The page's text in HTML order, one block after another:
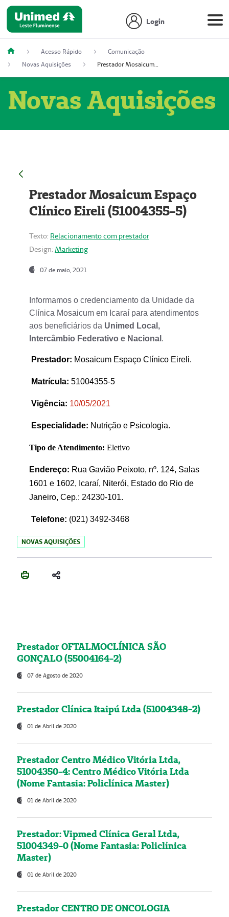
Login
Acesso Rápido
Comunicação
Novas Aquisições
Prestador Mosaicum Espaço Clínico Eireli (51004355-5)
Novas Aquisições
Prestador Mosaicum Espaço
Clínico Eireli (51004355-5)
Texto: Relacionamento com prestador
Design: Marketing
07 de maio, 2021
Informamos o credenciamento da Unidade da
Clínica Mosaicum em Icaraí para atendimentos
aos beneficiários da Unimed Local,
Intercâmbio Federativo e Nacional .
Prestador: Mosaicum Espaço Clínico Eireli.
Matrícula: 51004355-5
Vigência: 10/05/2021
Especialidade: Nutrição e Psicologia.
Tipo de Atendimento: Eletivo
Endereço: Rua Gavião Peixoto, nº. 124, Salas
1601 e 1602, Icaraí, Niterói, Estado do Rio de
Janeiro, Cep.: 24230-101.
Telefone: (021) 3492-3468
NOVAS AQUISIÇÕES
Prestador OFTALMOCLÍNICA SÃO
GONÇALO (55004164-2)
07 de Agosto de 2020
Prestador Clínica Itaipú Ltda (51004348-2)
01 de Abril de 2020
Prestador Centro Médico Vitória Ltda,
51004350-4: Centro Médico Vitória Ltda
(Nome Fantasia: Policlínica Master)
01 de Abril de 2020
Prestador: Vipmed Clínica Geral Ltda,
51004349-0 (Nome Fantasia: Policlínica
Master)
01 de Abril de 2020
Prestador CENTRO DE ONCOLOGIA